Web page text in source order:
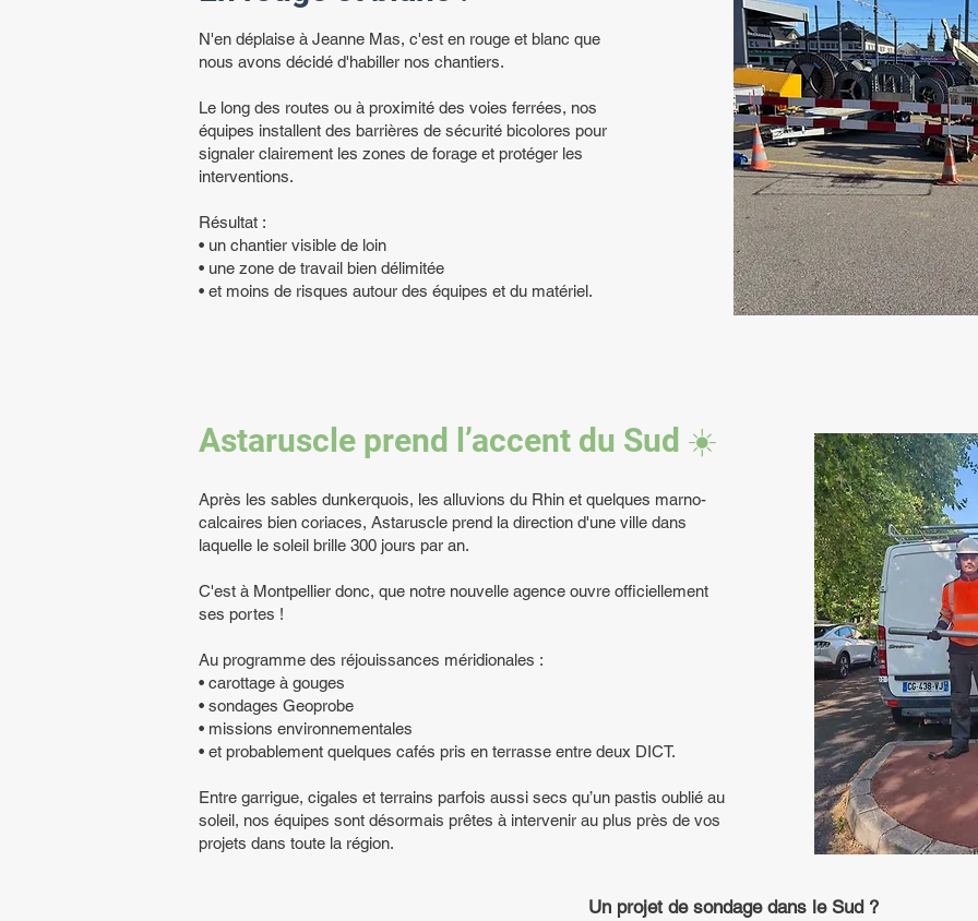
N'en déplaise à Jeanne Mas, c'est en rouge et blanc que
nous avons décidé d'habiller nos chantiers.
Le long des routes ou à proximité des voies ferrées, nos
équipes installent des barrières de sécurité bicolores pour
signaler clairement les zones de forage et protéger les
interventions.
Résultat :
• un chantier visible de loin
• une zone de travail bien délimitée
• et moins de risques autour des équipes et du matériel.
Astaruscle prend l’accent du Sud ☀️
Après les sables dunkerquois, les alluvions du Rhin et quelques marno-
calcaires bien coriaces, Astaruscle prend la direction d'une ville dans
laquelle le soleil brille 300 jours par an.
C'est à Montpellier donc, que notre nouvelle agence ouvre officiellement
ses portes !
Au programme des réjouissances méridionales :
• carottage à gouges
• sondages Geoprobe
• missions environnementales
• et probablement quelques cafés pris en terrasse entre deux DICT.
Entre garrigue, cigales et terrains parfois aussi secs qu’un pastis oublié au
soleil, nos équipes sont désormais prêtes à intervenir au plus près de vos
projets dans toute la région.
Un projet de sondage dans le Sud ?